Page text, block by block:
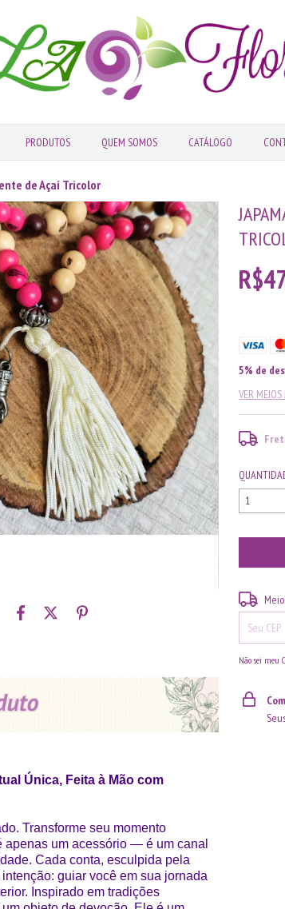
PRODUTOS QUEM SOMOS CATÁLOGO
de Açaí Tricolor
Única, Feita à Mão com
Transforme seu momento
apenas um acessório — é um canal
Cada conta, esculpida pela
guiar você em sua jornada
Inspirado em tradições
5% de
VER
Entregas
Não sei meu